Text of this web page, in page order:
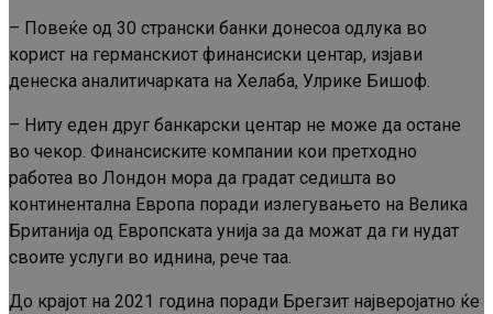
– Повеќе од 30 странски банки донесоа одлука во
корист на германскиот финансиски центар, изјави
денеска аналитичарката на Хелаба, Улрике Бишоф.
– Ниту еден друг банкарски центар не може да остане
во чекор. Финансиските компании кои претходно
работеа во Лондон мора да градат седишта во
континентална Европа поради излегувањето на Велика
Британија од Европската унија за да можат да ги нудат
своите услуги во иднина, рече таа.
До крајот на 2021 година поради Брегзит најверојатно ќе